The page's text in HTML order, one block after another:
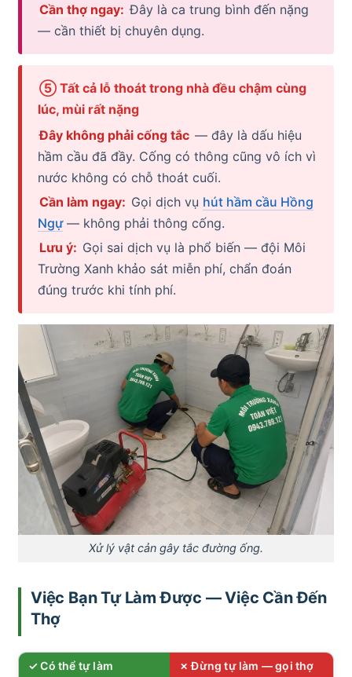
Cần thợ ngay: Đây là ca trung bình đến nặng
— cần thiết bị chuyên dụng.
⑤ Tất cả lỗ thoát trong nhà đều chậm cùng
lúc, mùi rất nặng
Đây không phải cống tắc — đây là dấu hiệu
hầm cầu đã đầy. Cống có thông cũng vô ích vì
nước không có chỗ thoát cuối.
Cần làm ngay: Gọi dịch vụ hút hầm cầu Hồng
Ngự— không phải thông cống.
Lưu ý: Gọi sai dịch vụ là phổ biến — đội Môi
Trường Xanh khảo sát miễn phí, chẩn đoán
đúng trước khi tính phí.
Xử lý vật cản gây tắc đường ống.
Việc Bạn Tự Làm Được — Việc Cần Đến
Thợ
✓ Có thể tự làm ✗ Đừng tự làm — gọi thợ